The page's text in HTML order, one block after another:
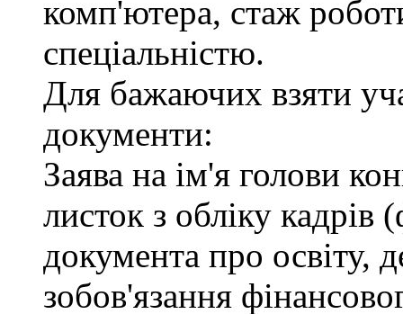
комп'ютера, стаж
спеціальністю.
Для бажаючих взяти
документи:
Заява на ім'я голови
листок з обліку
документа про освіту,
зобов'язання